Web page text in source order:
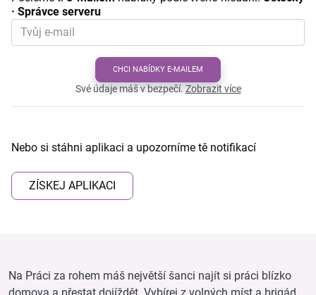
· Správce serveru
CHCI NABÍDKY E-MAILEM
Své údaje máš v bezpečí.Zobrazit více
Nebo si stáhni aplikaci a upozorníme tě notifikací
ZÍSKEJ APLIKACI
Na Práci za rohem máš největší šanci najít si práci blízko
domova a přestat dojíždět. Vybírej z volných míst a brigád